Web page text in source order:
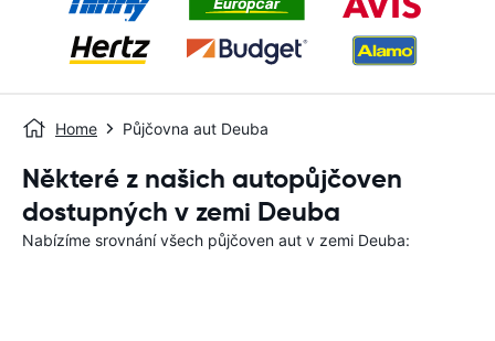
Home Půjčovna aut Deuba
Některé z našich autopůjčoven
dostupných v zemi Deuba
Nabízíme srovnání všech půjčoven aut v zemi Deuba: